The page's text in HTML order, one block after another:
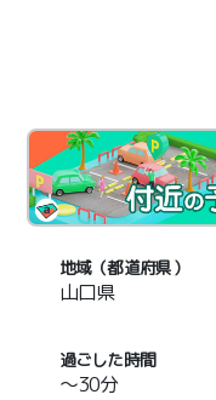
地域（都道府県）
山口県
過ごした時間
～30分